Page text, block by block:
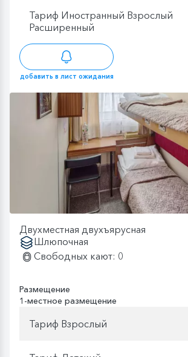
Тариф Иностранный Взрослый
Расширенный
добавить в лист ожидания
Двухместная двухъярусная
Шлюпочная
Свободных кают: 0
Размещение
1-местное размещение
Тариф Взрослый